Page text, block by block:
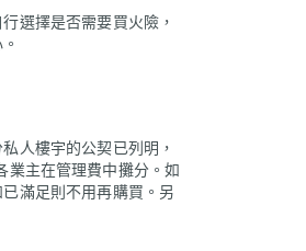
選擇是否需要買火險，
人樓宇的公契已列明，
主在管理費中攤分。如
滿足則不用再購買。另